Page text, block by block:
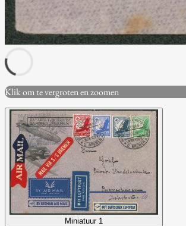
Klik om te vergroten en zoomen
Miniatuur 1